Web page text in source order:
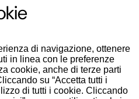
di navigazione, ottenere
in linea con le preferenze
cookie, anche di terze parti
su “Accetta tutti i
di tutti i cookie. Cliccando